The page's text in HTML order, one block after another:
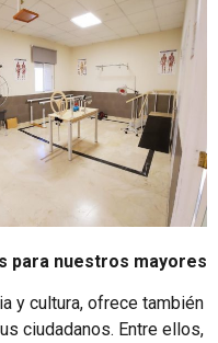
para nuestros mayores
y cultura, ofrece también
ciudadanos. Entre ellos,